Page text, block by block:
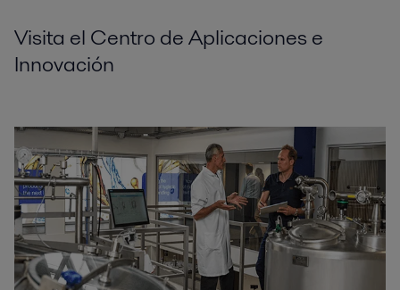
Visita el Centro de Aplicaciones e
Innovación